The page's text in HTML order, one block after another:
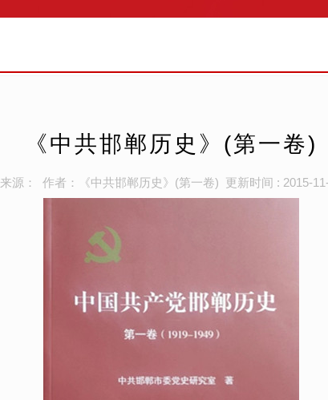
《中共邯郸历史》(第一卷)
来源： 作者：《中共邯郸历史》(第一卷) 更新时间 : 2015-